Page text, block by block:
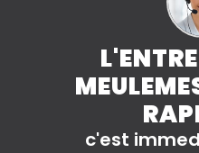
c'est